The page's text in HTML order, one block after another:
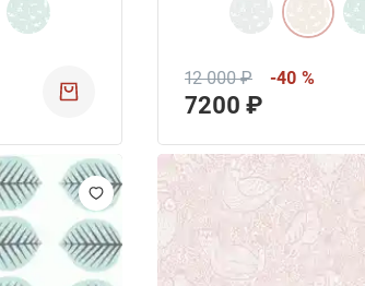
12 000 ₽ -40 %
7200 ₽